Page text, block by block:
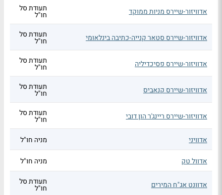
אדוויזור-שיירס מניות ממוקד תעודת סל
חו"ל
אדוויזור-שיירס סטאר קנייה-כתיבה בינלאומי תעודת סל
חו"ל
אדוויזור-שיירס פסיכדיליה תעודת סל
חו"ל
אדוויזור-שיירס קנאביס תעודת סל
חו"ל
אדוויזור-שיירס ריינג'ר הון דובי תעודת סל
חו"ל
אדוויני
מניה חו"ל
אדוול טק מניה חו"ל
אדוונט אג"ח המירים תעודת סל
חו"ל